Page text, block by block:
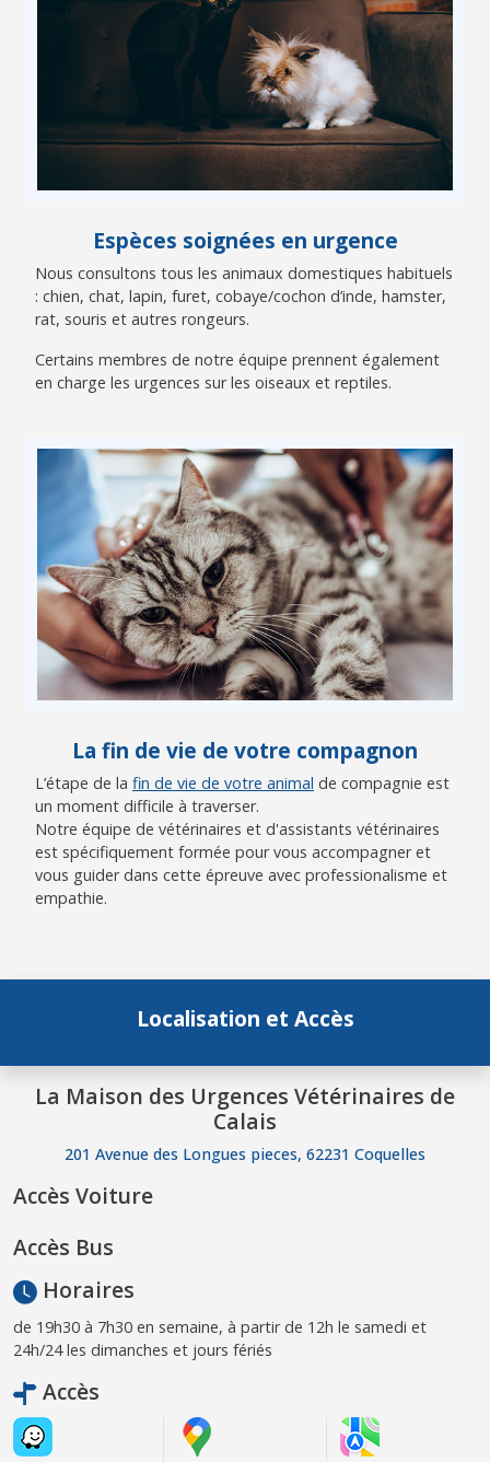
Espèces soignées en urgence
Nous consultons tous les animaux domestiques habituels
: chien, chat, lapin, furet, cobaye/cochon d’inde, hamster,
rat, souris et autres rongeurs.
Certains membres de notre équipe prennent également
en charge les urgences sur les oiseaux et reptiles.
La fin de vie de votre compagnon
L’étape de la fin de vie de votre animal de compagnie est
un moment difficile à traverser.
Notre équipe de vétérinaires et d'assistants vétérinaires
est spécifiquement formée pour vous accompagner et
vous guider dans cette épreuve avec professionalisme et
empathie.
Localisation et Accès
La Maison des Urgences Vétérinaires de
Calais
201 Avenue des Longues pieces, 62231 Coquelles
Accès Voiture
Accès Bus
Horaires
de 19h30 à 7h30 en semaine, à partir de 12h le samedi et
24h/24 les dimanches et jours fériés
Accès